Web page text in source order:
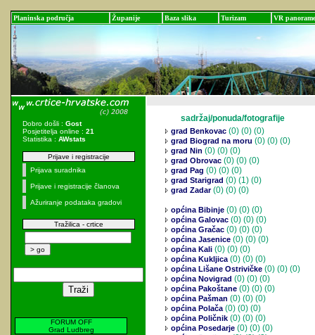
Planinska područja Županije Baza slika Turizam VR panorame
Dobro došli : Gost
Posjetitelja online : 21
Statistika : AWstats
Prijave i registracije
Prijava suradnika
Prijave i registracije članova
Ažuriranje podataka gradovi
Tražilica - crtice
FORUM OFF
Grad Ludbreg
sadržaj/ponuda/fotografije
grad Benkovac (0) (0) (0)
grad Biograd na moru (0) (0) (0)
grad Nin (0) (0) (0)
grad Obrovac (0) (0) (0)
grad Pag (0) (0) (0)
grad Starigrad (0) (1) (0)
grad Zadar(0) (0) (0)
općina Bibinje (0) (0) (0)
općina Galovac (0) (0) (0)
općina Gračac (0) (0) (0)
općina Jasenice (0) (0) (0)
općina Kali (0) (0) (0)
općina Kukljica(0) (0) (0)
općina Lišane Ostrivičke (0) (0) (0)
općina Novigrad (0) (0) (0)
općina Pakoštane (0) (0) (0)
općina Pašman (0) (0) (0)
općina Polača(0) (0) (0)
općina Poličnik (0) (0) (0)
općina Posedarje (0) (0) (0)